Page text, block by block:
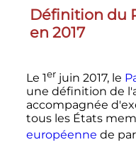
Définition du
en 2017
Le 1er juin 2017, le
une définition de
accompagnée
tous les États
européenne de